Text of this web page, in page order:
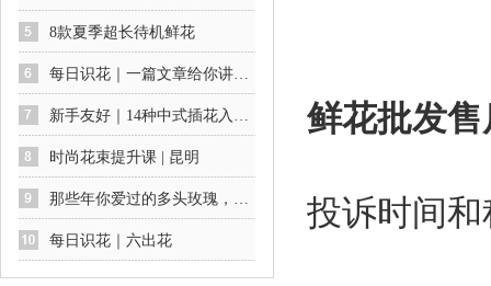
8款夏季超长待机鲜花
每日识花｜一篇文章给你讲透绣球花及养护方法
新手友好｜14种中式插花入门公式
时尚花束提升课 | 昆明
那些年你爱过的多头玫瑰，你最爱哪一款
每日识花｜六出花
鲜花批发
投诉时间